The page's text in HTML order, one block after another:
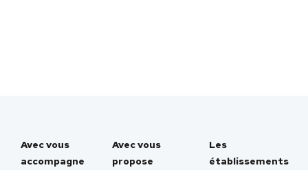
Avec vous
accompagne
Avec vous
propose
Les
établissements